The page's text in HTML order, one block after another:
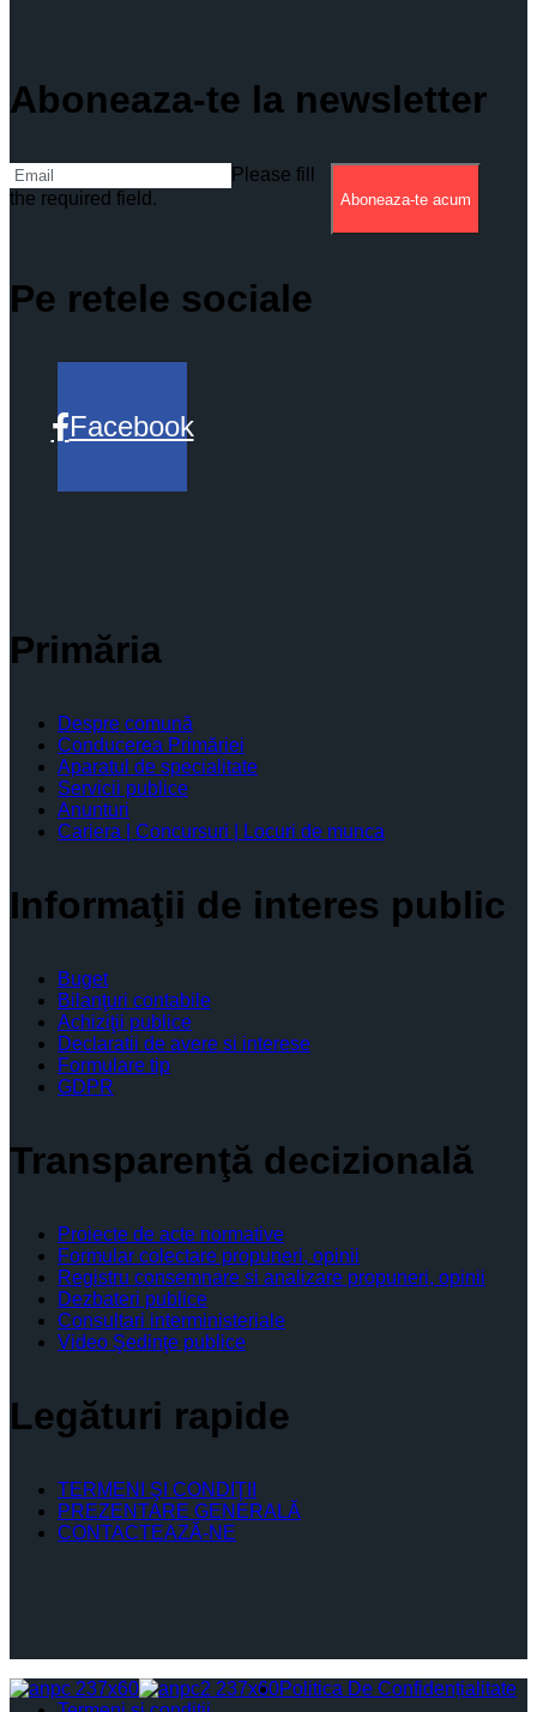
Aboneaza-te la newsletter
Please fill
the required field.
Aboneaza-te acum
Pe retele sociale
Facebook
Primăria
Despre comună
Conducerea Primăriei
Aparatul de specialitate
Servicii publice
Anunturi
Cariera | Concursuri | Locuri de munca
Informaţii de interes public
Buget
Bilanţuri contabile
Achiziţii publice
Declaratii de avere si interese
Formulare tip
GDPR
Transparenţă decizională
Proiecte de acte normative
Formular colectare propuneri, opinii
Registru consemnare si analizare propuneri, opinii
Dezbateri publice
Consultari interministeriale
Video Şedinţe publice
Legături rapide
TERMENI ŞI CONDIŢII
PREZENTARE GENERALĂ
CONTACTEAZĂ-NE
Politica De Confidențialitate